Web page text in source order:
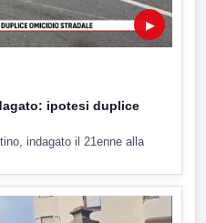
▶
ipotesi duplice
indagato il 21enne alla